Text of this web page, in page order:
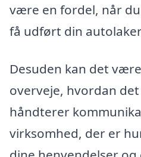
være en fordel, når
få udført din
Desuden kan det
overveje, hvordan
håndterer
virksomhed, der er